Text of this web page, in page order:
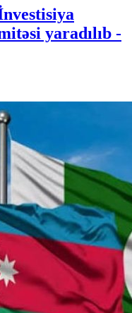
yaradılıb -